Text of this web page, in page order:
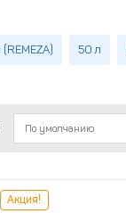
50 л
По умолчанию
Акция!